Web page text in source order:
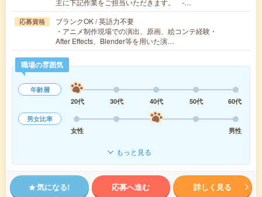
主に下記作業をご担当いただきます。 -…
応募資格
ブランクOK / 英語力不要
・アニメ制作現場での演出、原画、絵コンテ経験・
After Effects、Blender等を用いた演…
職場の雰囲気
年齢層
20代
30代 40代 50代
60代
男女比率
女性
男性
もっと見る
気になる! 応募へ進む 詳しく見る